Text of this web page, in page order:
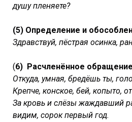
душу пленяете?
(5) Определение и
Здравствуй, пёстрая осинка,
(6) Расчленённое
Откуда, умная, бредёшь ты,
Крепче, конское, бей, копыто,
За кровь и слёзы жаждавший
видим, сорок первый год.